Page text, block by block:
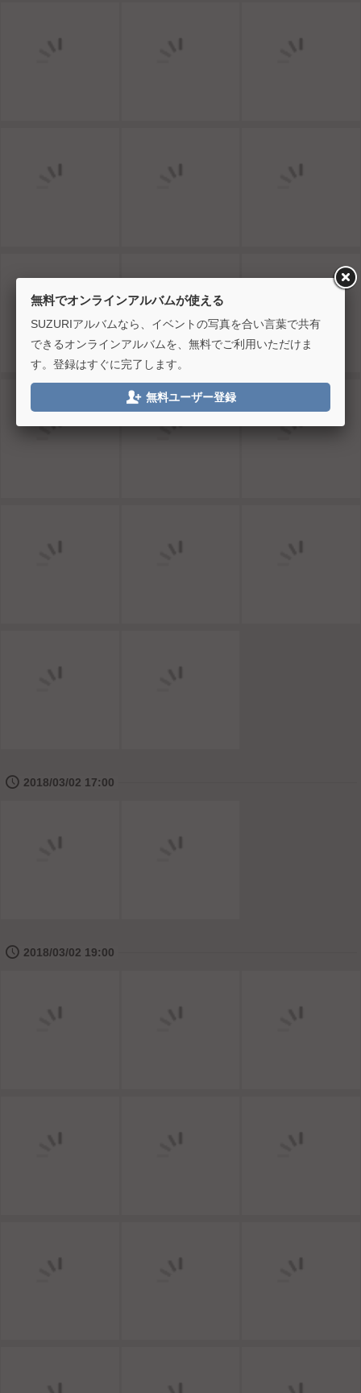
🕔 2018/03/02 17:00
🕔 2018/03/02 19:00
無料でオンラインアルバムが使える
SUZURIアルバムなら、イベントの写真を合い言葉で共有
できるオンラインアルバムを、無料でご利用いただけま
す。登録はすぐに完了します。
 無料ユーザー登録